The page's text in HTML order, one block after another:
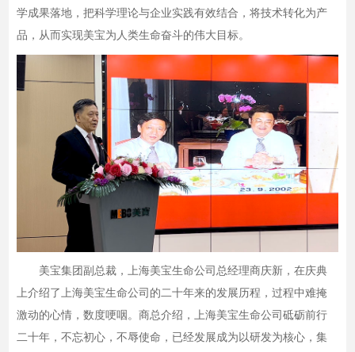
学成果落地，把科学理论与企业实践有效结合，将技术转化为产
品，从而实现美宝为人类生命奋斗的伟大目标。
美宝集团副总裁，上海美宝生命公司总经理商庆新，在庆典
上介绍了上海美宝生命公司的二十年来的发展历程，过程中难掩
激动的心情，数度哽咽。商总介绍，上海美宝生命公司砥砺前行
二十年，不忘初心，不辱使命，已经发展成为以研发为核心，集